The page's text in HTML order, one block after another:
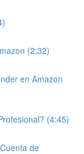
(2:32)
en Amazon
(4:45)
de